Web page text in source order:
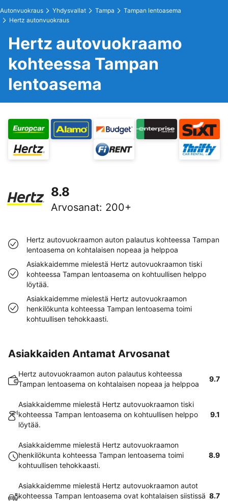
Autonvuokraus Yhdysvallat Tampa
Tampan lentoasema
Hertz autonvuokraus
Hertz autovuokraamo
kohteessa Tampan
lentoasema
8.8
Arvosanat: 200+
Hertz autovuokraamon auton palautus kohteessa Tampan
lentoasema on kohtalaisen nopeaa ja helppoa
Asiakkaidemme mielestä Hertz autovuokraamon tiski
kohteessa Tampan lentoasema on kohtuullisen helppo
löytää.
Asiakkaidemme mielestä Hertz autovuokraamon
henkilökunta kohteessa Tampan lentoasema toimi
kohtuullisen tehokkaasti.
Asiakkaiden Antamat Arvosanat
Hertz autovuokraamon auton palautus kohteessa
Tampan lentoasema on kohtalaisen nopeaa ja helppoa
9.7
Asiakkaidemme mielestä Hertz autovuokraamon tiski
kohteessa Tampan lentoasema on kohtuullisen helppo
löytää.
9.1
Asiakkaidemme mielestä Hertz autovuokraamon
henkilökunta kohteessa Tampan lentoasema toimi
kohtuullisen tehokkaasti.
8.9
Asiakkaidemme mielestä Hertz autovuokraamon autot
kohteessa Tampan lentoasema ovat kohtalaisen siistissä 8.7